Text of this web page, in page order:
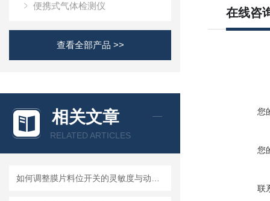
便携式气体检测仪
查看全部产品 >>
相关文章
RELATED ARTICLES
在线咨
您
您
联